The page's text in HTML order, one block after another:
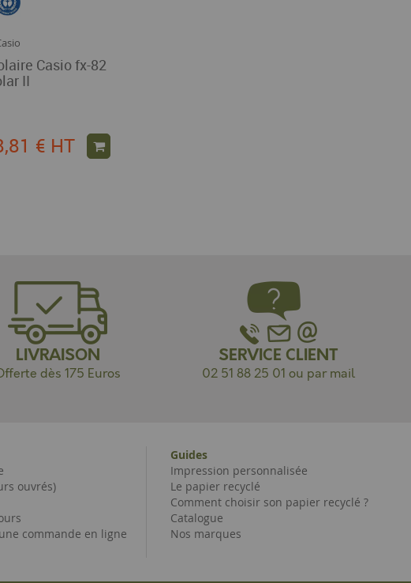
Casio fx-82
II
€ HT
LIVRAISON
dès 175 Euros
SERVICE CLIENT
02 51 88 25 01 ou par mail
ouvrés)
commande en ligne
Guides
Impression personnalisée
Le papier recyclé
Comment choisir son papier recyclé ?
Catalogue
Nos marques